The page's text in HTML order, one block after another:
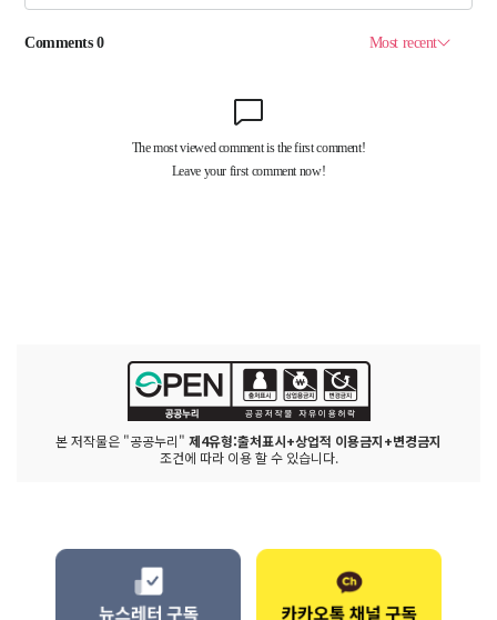
본 저작물은 "공공누리" 제4유형:출처표시+상업적 이용금지+변경금지
조건에 따라 이용 할 수 있습니다.